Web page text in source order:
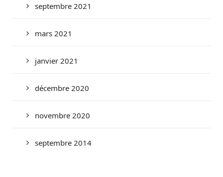
septembre 2021
mars 2021
janvier 2021
décembre 2020
novembre 2020
septembre 2014